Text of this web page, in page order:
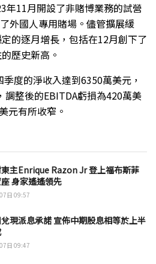
年11月開設了非賭博業務的試營
外國人專用賭場。儘管擴展緩
的逐月增長，包括在12月創下了
歷史新高。
度的淨收入達到6350萬美元，
調整後的EBITDA虧損為420萬美
元有所收窄。
主Enrique Razon Jr 登上福布斯菲
身家遙遙領先
日 09:57
現派息承諾 宣佈中期股息相等於上半
日 09:47